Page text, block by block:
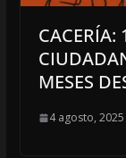
CACERÍA:
MESES
4 agosto, 2025